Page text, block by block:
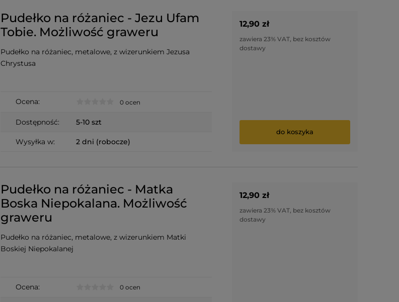
Pudełko na różaniec - Jezu Ufam
Tobie. Możliwość graweru
Pudełko na różaniec, metalowe, z wizerunkiem Jezusa
Chrystusa
Ocena: 0 ocen
Dostępność: 5-10 szt
Wysyłka w: 2 dni (robocze)
12,90 zł
zawiera 23% VAT, bez kosztów
dostawy
do koszyka
Pudełko na różaniec - Matka
Boska Niepokalana. Możliwość
graweru
Pudełko na różaniec, metalowe, z wizerunkiem Matki
Boskiej Niepokalanej
Ocena: 0 ocen
12,90 zł
zawiera 23% VAT, bez kosztów
dostawy